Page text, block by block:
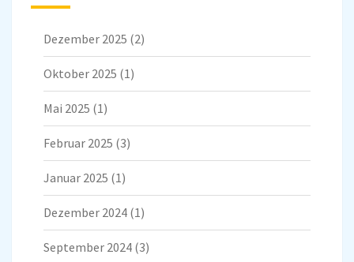
Dezember 2025 (2)
Oktober 2025 (1)
Mai 2025 (1)
Februar 2025 (3)
Januar 2025 (1)
Dezember 2024 (1)
September 2024 (3)